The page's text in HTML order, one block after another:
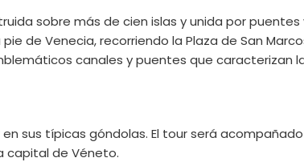
sobre más de cien islas y unida por
de Venecia, recorriendo la Plaza de San
canales y puentes que caracterizan
sus típicas góndolas. El tour será
capital de Véneto.